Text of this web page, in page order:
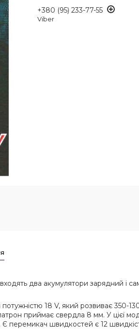
+380 (95) 233-77-55
Viber
два акумулятори зарядний і
18 V, який розвиває 350-
приймає свердла 8 мм. У цієї
перемикач швидкостей є 12